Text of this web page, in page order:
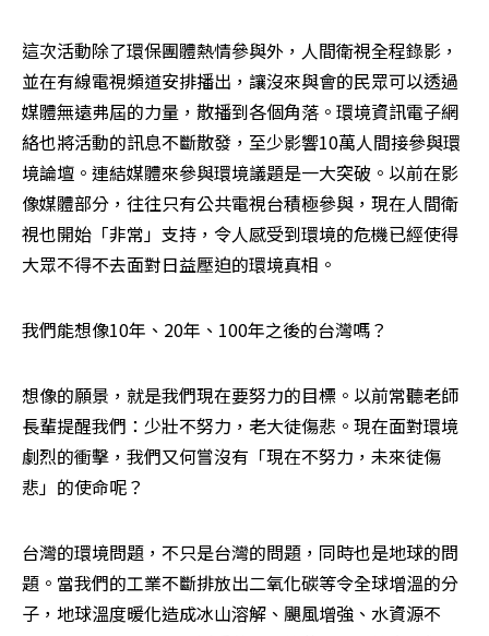
這次活動除了環保團體熱情參與外，人間衛視全程錄影，
並在有線電視頻道安排播出，讓沒來與會的民眾可以透過
媒體無遠弗屆的力量，散播到各個角落。環境資訊電子網
絡也將活動的訊息不斷散發，至少影響10萬人間接參與環
境論壇。連結媒體來參與環境議題是一大突破。以前在影
像媒體部分，往往只有公共電視台積極參與，現在人間衛
視也開始「非常」支持，令人感受到環境的危機已經使得
大眾不得不去面對日益壓迫的環境真相。
我們能想像10年、20年、100年之後的台灣嗎？
想像的願景，就是我們現在要努力的目標。以前常聽老師
長輩提醒我們：少壯不努力，老大徒傷悲。現在面對環境
劇烈的衝擊，我們又何嘗沒有「現在不努力，未來徒傷
悲」的使命呢？
台灣的環境問題，不只是台灣的問題，同時也是地球的問
題。當我們的工業不斷排放出二氧化碳等令全球增溫的分
子，地球溫度暖化造成冰山溶解、颶風增強、水資源不